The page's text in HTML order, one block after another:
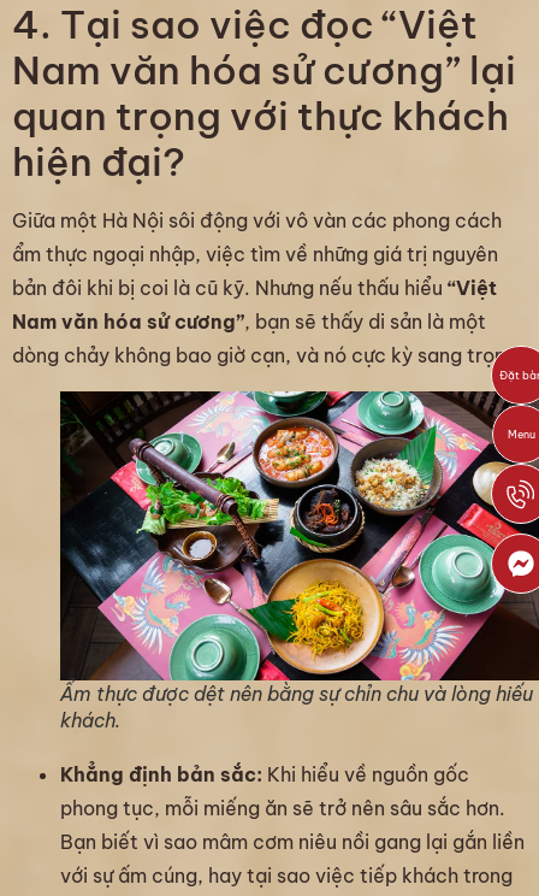
Đặt
Menu
4. Tại sao việc đọc “Việt
Nam văn hóa sử cương” lại
quan trọng với thực khách
hiện đại?
Giữa một Hà Nội sôi động với vô vàn các phong cách
ẩm thực ngoại nhập, việc tìm về những giá trị nguyên
bản đôi khi bị coi là cũ kỹ. Nhưng nếu thấu hiểu “Việt
Nam văn hóa sử cương”, bạn sẽ thấy di sản là một
dòng chảy không bao giờ cạn, và nó cực kỳ sang trọng.
Ẩm thực được dệt nên bằng sự chỉn chu và lòng hiếu
khách.
Khẳng định bản sắc: Khi hiểu về nguồn gốc
phong tục, mỗi miếng ăn sẽ trở nên sâu sắc hơn.
Bạn biết vì sao mâm cơm niêu nồi gang lại gắn liền
với sự ấm cúng, hay tại sao việc tiếp khách trong